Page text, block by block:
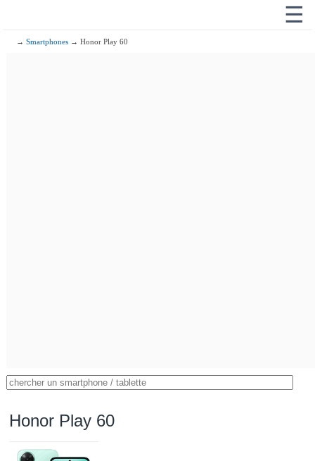
☰
→Smartphones → Honor Play 60
Honor Play 60